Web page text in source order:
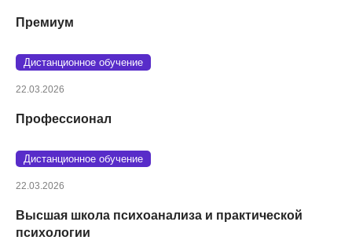
Премиум
Дистанционное обучение
22.03.2026
Профессионал
Дистанционное обучение
22.03.2026
Высшая школа психоанализа и практической
психологии